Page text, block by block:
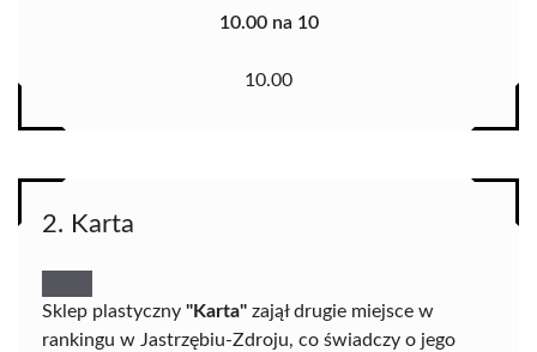
10.00 na 10
10.00
2. Karta
Sklep plastyczny "Karta" zajął drugie miejsce w
rankingu w Jastrzębiu-Zdroju, co świadczy o jego